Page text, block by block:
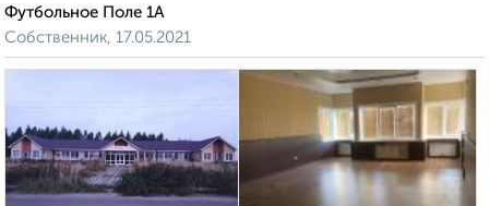
Футбольное Поле 1А
Собственник, 17.05.2021